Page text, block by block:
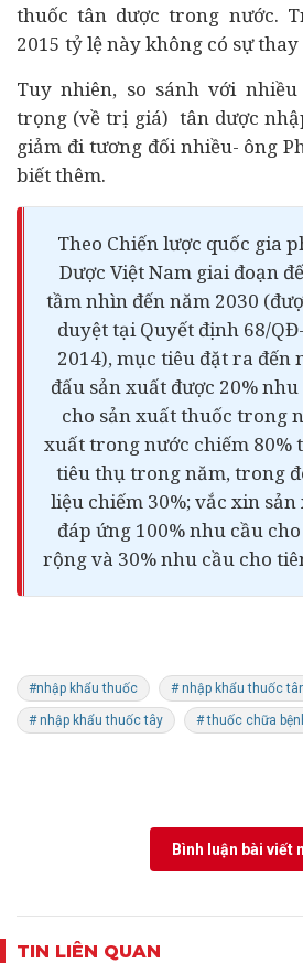
thuốc tân dược trong nước.
2015 tỷ lệ này không có sự thay
Tuy nhiên, so sánh với
trọng (về trị giá) tân dược
giảm đi tương đối nhiều- ông
biết thêm.
Theo Chiến lược quốc gia
Dược Việt Nam giai đoạn
tầm nhìn đến năm 2030
duyệt tại Quyết định 68/
2014), mục tiêu đặt ra đến
đấu sản xuất được 20%
cho sản xuất thuốc trong
xuất trong nước chiếm 80%
tiêu thụ trong năm, trong
liệu chiếm 30%; vắc xin
đáp ứng 100% nhu cầu
rộng và 30% nhu cầu cho
#nhập khẩu thuốc # nhập khẩu thuốc
# nhập khẩu thuốc tây # thuốc chữa
Bình luận bài viết
TIN LIÊN QUAN